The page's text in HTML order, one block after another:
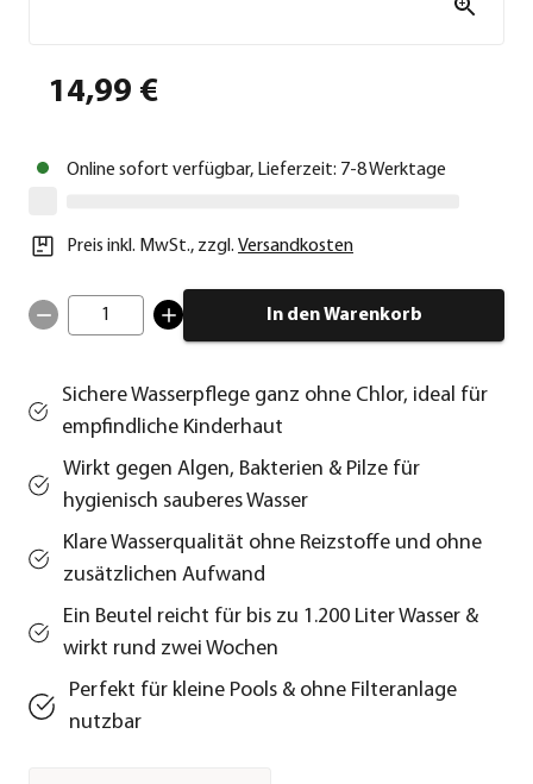
14,99 €
Online sofort verfügbar, Lieferzeit: 7-8 Werktage
Preis inkl. MwSt., zzgl. Versandkosten
1 In den Warenkorb
Sichere Wasserpflege ganz ohne Chlor, ideal für
empfindliche Kinderhaut
Wirkt gegen Algen, Bakterien & Pilze für
hygienisch sauberes Wasser
Klare Wasserqualität ohne Reizstoffe und ohne
zusätzlichen Aufwand
Ein Beutel reicht für bis zu 1.200 Liter Wasser &
wirkt rund zwei Wochen
Perfekt für kleine Pools & ohne Filteranlage
nutzbar